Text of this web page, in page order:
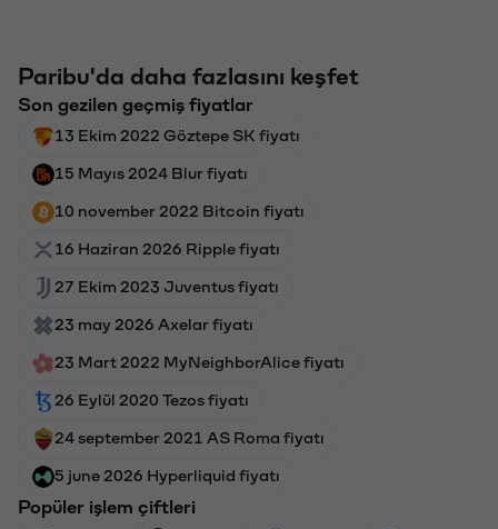
Paribu'da daha fazlasını keşfet
Son gezilen geçmiş fiyatlar
13 Ekim 2022 Göztepe SK fiyatı
15 Mayıs 2024 Blur fiyatı
10 november 2022 Bitcoin fiyatı
16 Haziran 2026 Ripple fiyatı
27 Ekim 2023 Juventus fiyatı
23 may 2026 Axelar fiyatı
23 Mart 2022 MyNeighborAlice fiyatı
26 Eylül 2020 Tezos fiyatı
24 september 2021 AS Roma fiyatı
5 june 2026 Hyperliquid fiyatı
Popüler işlem çiftleri